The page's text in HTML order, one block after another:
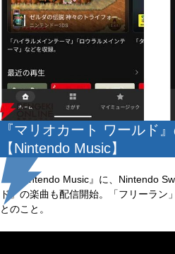
『マリオカート ワールド
【Nintendo Music】
『Nintendo Music』に、Nintendo
ド』の楽曲も配信開始。「フリーラン
とのこと。